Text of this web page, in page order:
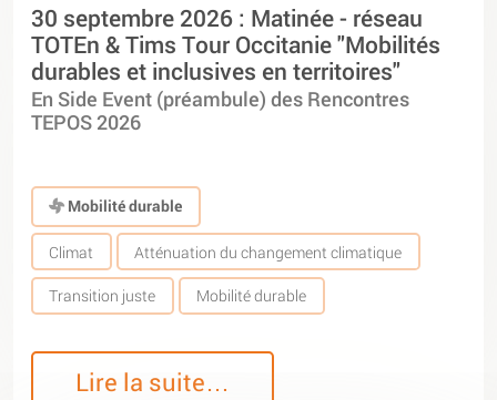
30 septembre 2026 : Matinée - réseau
TOTEn & Tims Tour Occitanie "Mobilités
durables et inclusives en territoires"
En Side Event (préambule) des Rencontres
TEPOS 2026
Mobilité durable
Climat Atténuation du changement climatique
Transition juste Mobilité durable
Lire la suite…